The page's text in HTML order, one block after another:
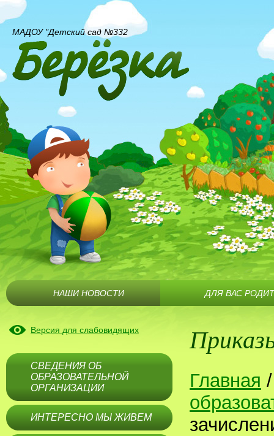
Версия для слабовидящих
СВЕДЕНИЯ ОБ
ОБРАЗОВАТЕЛЬНОЙ
ОРГАНИЗАЦИИ
ИНТЕРЕСНО МЫ ЖИВЕМ
Главная
МАДОУ "Детский сад №332
НАШИ НОВОСТИ ДЛЯ ВАС